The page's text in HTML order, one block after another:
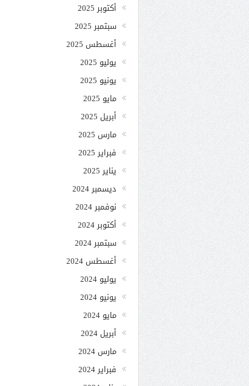
أكتوبر 2025
سبتمبر 2025
أغسطس 2025
يوليو 2025
يونيو 2025
مايو 2025
أبريل 2025
مارس 2025
فبراير 2025
يناير 2025
ديسمبر 2024
نوفمبر 2024
أكتوبر 2024
سبتمبر 2024
أغسطس 2024
يوليو 2024
يونيو 2024
مايو 2024
أبريل 2024
مارس 2024
فبراير 2024